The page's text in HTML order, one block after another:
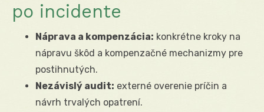
po incidente
Náprava a kompenzácia: konkrétne kroky na
nápravu škôd a kompenzačné mechanizmy pre
postihnutých.
Nezávislý audit: externé overenie príčin a
návrh trvalých opatrení.